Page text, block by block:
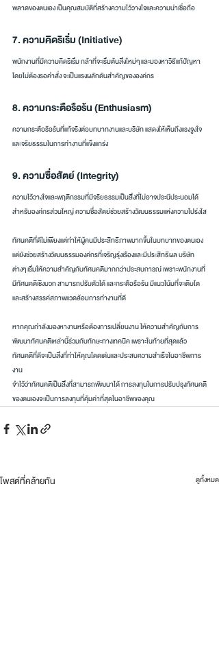
พลาดของตนเอง เป็นคุณสมบัติที่สร้างความไว้วางใจและความน่าเชื่อถือ
7. ความคิดริเริ่ม (Initiative)
พนักงานที่มีความคิดริเริ่ม กล้าที่จะเริ่มต้นสิ่งใหม่ๆ และมองหาวิธีแก้ปัญหา
โดยไม่ต้องรอคำสั่ง จะเป็นแรงผลักดันสำคัญขององค์กร
8. ความกระตือรือร้น (Enthusiasm)
ความกระตือรือร้นที่แท้จริงต่อบทบาทงานและบริษัท แสดงให้เห็นถึงแรงจูงใจ
และจริยธรรมในการทำงานที่แข็งแกร่ง
9. ความซื่อสัตย์ (Integrity)
ความไว้วางใจและพฤติกรรมที่มีจริยธรรมเป็นสิ่งที่ไม่อาจประนีประนอมได้
สำหรับองค์กรส่วนใหญ่ ความซื่อสัตย์ช่วยสร้างวัฒนธรรมแห่งความโปร่งใส
ทัศนคติที่ดีไม่เพียงแต่ทำให้ผู้คนมีประสิทธิภาพมากขึ้นในบทบาทของตนเอง
แต่ยังช่วยสร้างวัฒนธรรมองค์กรที่เจริญรุ่งเรืองและมีประสิทธิผล บริษัท
ต่างๆ เริ่มให้ความสำคัญกับทัศนคติมากกว่าประสบการณ์ เพราะพนักงานที่
มีทัศนคติเชิงบวก สามารถปรับตัวได้ และกระตือรือร้น มีแนวโน้มที่จะเติบโต
และสร้างสรรค์สภาพแวดล้อมการทำงานที่ดี
หากคุณกำลังมองหางานหรือต้องการเปลี่ยนงาน ให้ความสำคัญกับการ
พัฒนาทัศนคติเหล่านี้ร่วมกับทักษะทางเทคนิค เพราะในท้ายที่สุดแล้ว
ทัศนคติที่ดีจะเป็นสิ่งที่ทำให้คุณโดดเด่นและประสบความสำเร็จในอาชีพการ
งาน
จำไว้ว่าทัศนคติเป็นสิ่งที่สามารถพัฒนาได้ การลงทุนในการปรับปรุงทัศนคติ
ของตนเองจะเป็นการลงทุนที่คุ้มค่าที่สุดในอาชีพของคุณ
โพสต์ที่คล้ายกัน ดูทั้งหมด